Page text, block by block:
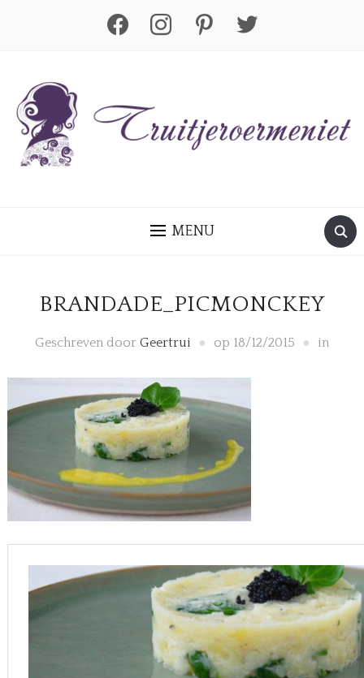
facebook instagram pinterest twitter
MENU
BRANDADE_PICMONCKEY
Geschreven door Geertrui op 18/12/2015 in